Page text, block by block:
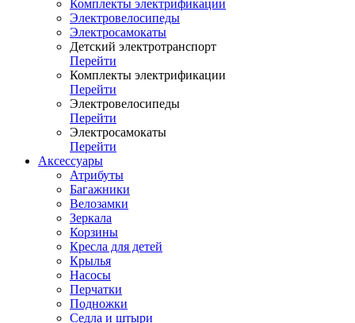
Комплекты электрификации
Электровелосипеды
Электросамокаты
Детский электротранспорт
Перейти
Комплекты электрификации
Перейти
Электровелосипеды
Перейти
Электросамокаты
Перейти
Аксессуары
Атрибуты
Багажники
Велозамки
Зеркала
Корзины
Кресла для детей
Крылья
Насосы
Перчатки
Подножки
Седла и штыри